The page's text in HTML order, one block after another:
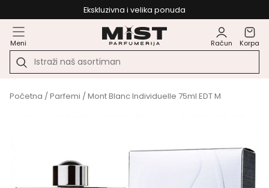
Ekskluzivna i velika ponuda
Meni Račun Korpa
Početna /Parfemi / Mont Blanc Individuelle 75ml EDT M